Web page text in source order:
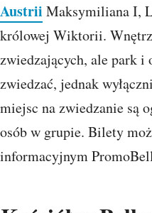
Austrii Maksymiliana I,
królowej Wiktorii.
zwiedzających, ale park i
zwiedzać, jednak
miejsc na zwiedzanie są
osób w grupie. Bilety
informacyjnym